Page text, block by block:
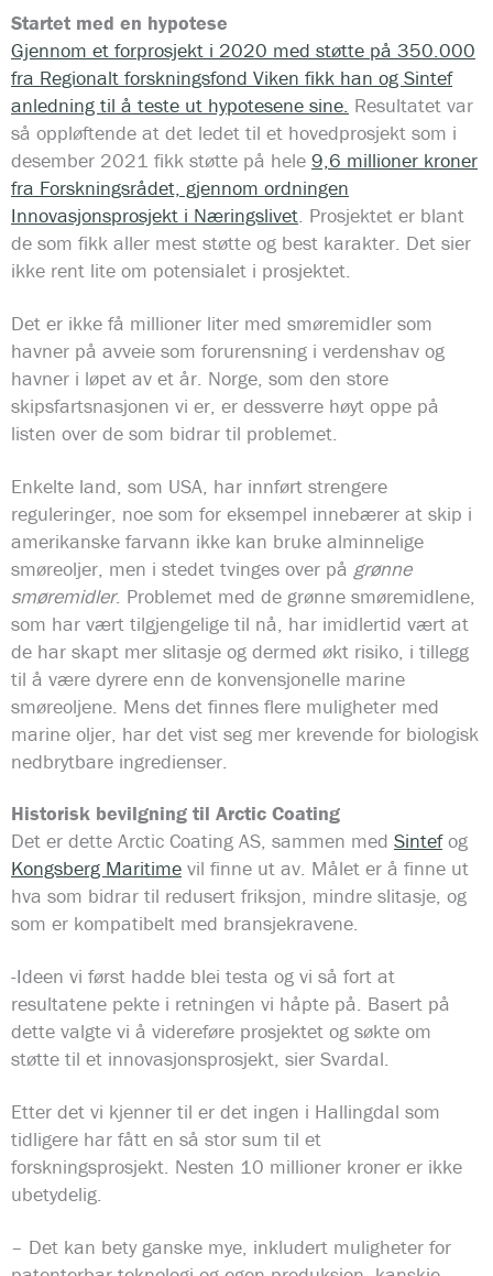
Startet med en hypotese
Gjennom et forprosjekt i 2020 med støtte på 350.000
fra Regionalt forskningsfond Viken fikk han og Sintef
anledning til å teste ut hypotesene sine. Resultatet var
så oppløftende at det ledet til et hovedprosjekt som i
desember 2021 fikk støtte på hele 9,6 millioner kroner
fra Forskningsrådet, gjennom ordningen
Innovasjonsprosjekt i Næringslivet. Prosjektet er blant
de som fikk aller mest støtte og best karakter. Det sier
ikke rent lite om potensialet i prosjektet.
Det er ikke få millioner liter med smøremidler som
havner på avveie som forurensning i verdenshav og
havner i løpet av et år. Norge, som den store
skipsfartsnasjonen vi er, er dessverre høyt oppe på
listen over de som bidrar til problemet.
Enkelte land, som USA, har innført strengere
reguleringer, noe som for eksempel innebærer at skip i
amerikanske farvann ikke kan bruke alminnelige
smøreoljer, men i stedet tvinges over på grønne
smøremidler. Problemet med de grønne smøremidlene,
som har vært tilgjengelige til nå, har imidlertid vært at
de har skapt mer slitasje og dermed økt risiko, i tillegg
til å være dyrere enn de konvensjonelle marine
smøreoljene. Mens det finnes flere muligheter med
marine oljer, har det vist seg mer krevende for biologisk
nedbrytbare ingredienser.
Historisk bevilgning til Arctic Coating
Det er dette Arctic Coating AS, sammen med Sintefog
Kongsberg Maritime vil finne ut av. Målet er å finne ut
hva som bidrar til redusert friksjon, mindre slitasje, og
som er kompatibelt med bransjekravene.
-Ideen vi først hadde blei testa og vi så fort at
resultatene pekte i retningen vi håpte på. Basert på
dette valgte vi å videreføre prosjektet og søkte om
støtte til et innovasjonsprosjekt, sier Svardal.
Etter det vi kjenner til er det ingen i Hallingdal som
tidligere har fått en så stor sum til et
forskningsprosjekt. Nesten 10 millioner kroner er ikke
ubetydelig.
– Det kan bety ganske mye, inkludert muligheter for